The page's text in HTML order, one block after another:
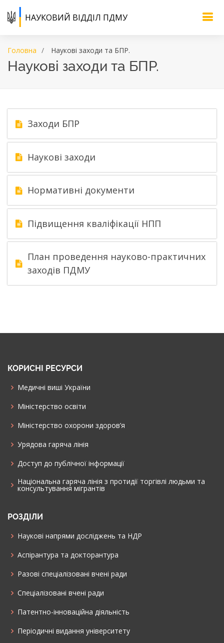
НАУКОВИЙ ВІДДІЛ ПДМУ
Головна Наукові заходи та БПР.
Наукові заходи та БПР.
Заходи БПР
Наукові заходи
Нормативні документи
Підвищення кваліфікації НПП
План проведення науково-практичних
заходів ПДМУ
КОРИСНІ РЕСУРСИ
Медичні виші України
Міністерство освіти
Міністерство охорони здоров’я
Урядова гаряча лінія
Доступ до публічної інформації
Національна гаряча лінія з протидії торгівлі людьми та
консультування мiгрантiв
РОЗДІЛИ
Наукові напрями досліджень та НДР
Аспірантура та докторантура
Разові спеціалізовані вчені ради
Спеціалізовані вчені ради
Патентно-інноваційна діяльність
Періодичні видання університету